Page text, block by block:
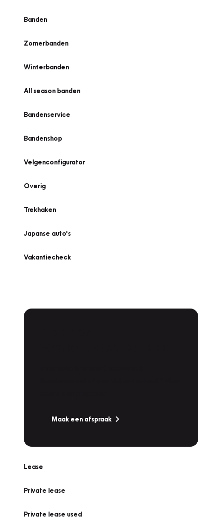
Banden
Zomerbanden
Winterbanden
All season banden
Bandenservice
Bandenshop
Velgenconfigurator
Overig
Trekhaken
Japanse auto's
Vakantiecheck
Maak een afspraak
Lease
Private lease
Private lease used